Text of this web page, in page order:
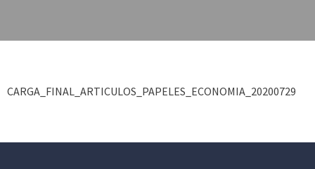
CARGA_FINAL_ARTICULOS_PAPELES_ECONOMIA_20200729